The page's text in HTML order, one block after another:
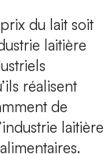
du lait soit
laitière
réalisent
de
laitière